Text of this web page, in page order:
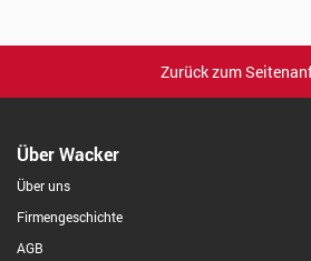
Zurück zum
Über Wacker
Über uns
Firmengeschichte
AGB